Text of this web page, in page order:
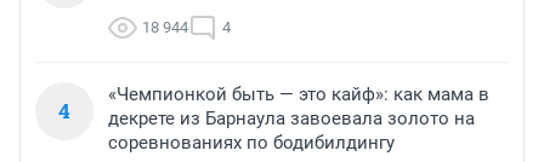
18 944 4
4
«Чемпионкой быть — это кайф»: как мама в
декрете из Барнаула завоевала золото на
соревнованиях по бодибилдингу